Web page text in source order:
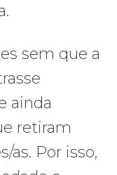
sem que a
ainda
retiram
as. Por isso,